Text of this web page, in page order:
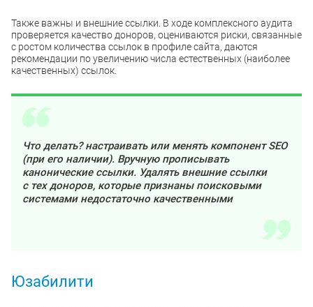
Также важны и внешние ссылки. В ходе комплексного аудита
проверяется качество доноров, оцениваются риски, связанные
с ростом количества ссылок в профиле сайта, даются
рекомендации по увеличению числа естественных (наиболее
качественных) ссылок.
Что делать? настраивать или менять компонент SEO
(при его наличии). Вручную прописывать
канонические ссылки. Удалять внешние ссылки
с тех доноров, которые признаны поисковыми
системами недостаточно качественными
Юзабилити